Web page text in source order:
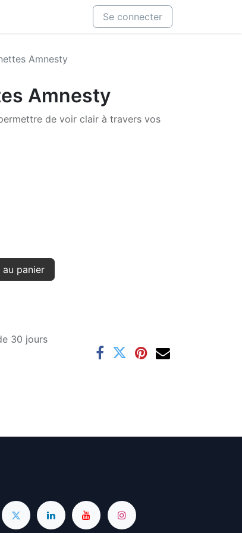
Se connecter
Amnesty
Amnesty
de voir clair à travers vos
panier
30 jours